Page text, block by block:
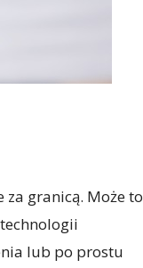
za granicą. Może to
lub po prostu